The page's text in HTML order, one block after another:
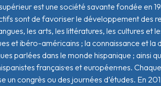
est une société savante fondée en
sont de favoriser le développement des
les arts, les littératures, les cultures et
et ibéro-américains ; la connaissance et la
parlées dans le monde hispanique ; ainsi
français·es et européen·nes.
un congrès ou des journées d’études. En